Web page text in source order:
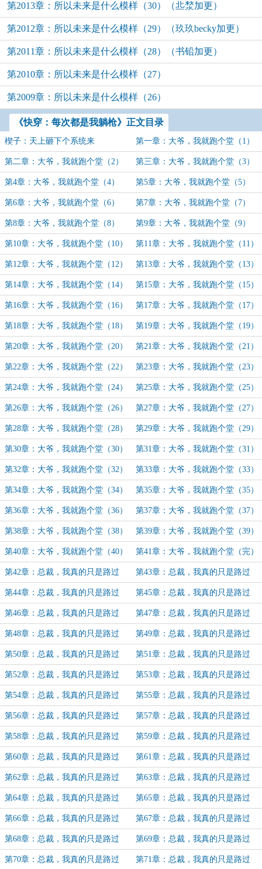
第2013章：所以未来是什么模样（30）（丠湬加更）
第2012章：所以未来是什么模样（29）（玖玖becky加更）
第2011章：所以未来是什么模样（28）（书铅加更）
第2010章：所以未来是什么模样（27）
第2009章：所以未来是什么模样（26）
《快穿：每次都是我躺枪》正文目录
楔子：天上砸下个系统来 第一章：大爷，我就跑个堂（1）
第二章：大爷，我就跑个堂（2） 第三章：大爷，我就跑个堂（3）
第4章：大爷，我就跑个堂（4） 第5章：大爷，我就跑个堂（5）
第6章：大爷，我就跑个堂（6） 第7章：大爷，我就跑个堂（7）
第8章：大爷，我就跑个堂（8） 第9章：大爷，我就跑个堂（9）
第10章：大爷，我就跑个堂（10） 第11章：大爷，我就跑个堂（11）
第12章：大爷，我就跑个堂（12） 第13章：大爷，我就跑个堂（13）
第14章：大爷，我就跑个堂（14） 第15章：大爷，我就跑个堂（15）
第16章：大爷，我就跑个堂（16） 第17章：大爷，我就跑个堂（17）
第18章：大爷，我就跑个堂（18） 第19章：大爷，我就跑个堂（19）
第20章：大爷，我就跑个堂（20） 第21章：大爷，我就跑个堂（21）
第22章：大爷，我就跑个堂（22） 第23章：大爷，我就跑个堂（23）
第24章：大爷，我就跑个堂（24） 第25章：大爷，我就跑个堂（25）
第26章：大爷，我就跑个堂（26） 第27章：大爷，我就跑个堂（27）
第28章：大爷，我就跑个堂（28） 第29章：大爷，我就跑个堂（29）
第30章：大爷，我就跑个堂（30） 第31章：大爷，我就跑个堂（31）
第32章：大爷，我就跑个堂（32） 第33章：大爷，我就跑个堂（33）
第34章：大爷，我就跑个堂（34） 第35章：大爷，我就跑个堂（35）
第36章：大爷，我就跑个堂（36） 第37章：大爷，我就跑个堂（37）
第38章：大爷，我就跑个堂（38） 第39章：大爷，我就跑个堂（39）
第40章：大爷，我就跑个堂（40） 第41章：大爷，我就跑个堂（完）
第42章：总裁，我真的只是路过
（1）
第43章：总裁，我真的只是路过
（2）
第44章：总裁，我真的只是路过
（3）
第45章：总裁，我真的只是路过
（4）
第46章：总裁，我真的只是路过
（5）
第47章：总裁，我真的只是路过
（6）
第48章：总裁，我真的只是路过
（7）
第49章：总裁，我真的只是路过
（8）
第50章：总裁，我真的只是路过
（9）
第51章：总裁，我真的只是路过
（10）
第52章：总裁，我真的只是路过
（11）
第53章：总裁，我真的只是路过
（12）
第54章：总裁，我真的只是路过
（13）
第55章：总裁，我真的只是路过
（14）
第56章：总裁，我真的只是路过
（15）
第57章：总裁，我真的只是路过
（16）
第58章：总裁，我真的只是路过
（17）
第59章：总裁，我真的只是路过
（18）
第60章：总裁，我真的只是路过
（19）
第61章：总裁，我真的只是路过
（20）
第62章：总裁，我真的只是路过
（21）
第63章：总裁，我真的只是路过
（22）
第64章：总裁，我真的只是路过
（23）
第65章：总裁，我真的只是路过
（24）
第66章：总裁，我真的只是路过
（25）
第67章：总裁，我真的只是路过
（26）
第68章：总裁，我真的只是路过
（27）
第69章：总裁，我真的只是路过
（28）
第70章：总裁，我真的只是路过 第71章：总裁，我真的只是路过